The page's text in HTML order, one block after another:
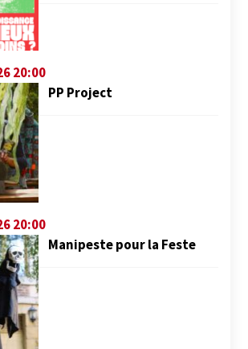
20:00
PP Project
20:00
Manipeste pour la Feste